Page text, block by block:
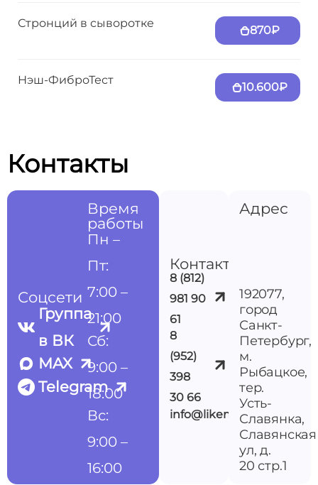
Стронций в сыворотке
870₽
Нэш-ФиброТест
10.600₽
Контакты
Контакты
8 (812)
981 90
61
8
(952)
398
30 66
info@likemedspb.ru
Адрес
192077,
город
Санкт-
Петербург,
м.
Рыбацкое,
тер.
Усть-
Славянка,
Славянская
ул, д.
20 стр.1
Соцсети
Группа
в ВК
MAX
Telegram
Время
работы
Пн –
Пт:
7:00 –
21:00
Сб:
9:00 –
18:00
Вс:
9:00 –
16:00